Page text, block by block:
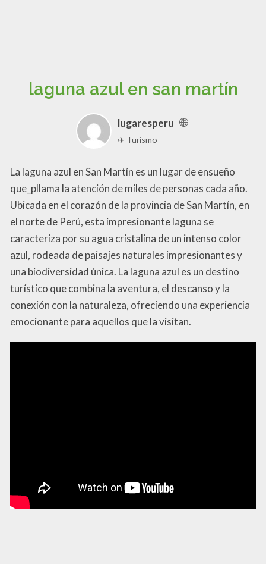
laguna azul en san martín
lugaresperu
✈️ Turismo
La laguna azul en San Martín es un lugar de ensueño
que_pllama la atención de miles de personas cada año.
Ubicada en el corazón de la provincia de San Martín, en
el norte de Perú, esta impresionante laguna se
caracteriza por su agua cristalina de un intenso color
azul, rodeada de paisajes naturales impresionantes y
una biodiversidad única. La laguna azul es un destino
turístico que combina la aventura, el descanso y la
conexión con la naturaleza, ofreciendo una experiencia
emocionante para aquellos que la visitan.